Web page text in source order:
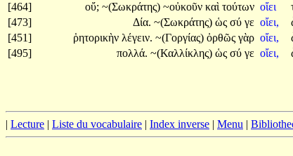
[464]
οὔ; ~(Σωκράτης) ~οὐκοῦν καὶ τούτων οἴει
[473]
Δία. ~(Σωκράτης) ὡς σύ γε οἴει,
[451]
ῥητορικὴν λέγειν. ~(Γοργίας) ὀρθῶς γὰρ οἴει,
[495]
πολλά. ~(Καλλίκλης) ὡς σύ γε οἴει,
| Lecture | Liste du vocabulaire | Index inverse | Menu |